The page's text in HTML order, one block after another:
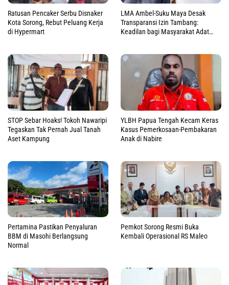
Ratusan Pencaker Serbu Disnaker
Kota Sorong, Rebut Peluang Kerja
di Hypermart
LMA Ambel-Suku Maya Desak
Transparansi Izin Tambang:
Keadilan bagi Masyarakat Adat
STOP Sebar Hoaks! Tokoh Nawaripi
Tegaskan Tak Pernah Jual Tanah
Aset Kampung
YLBH Papua Tengah Kecam Keras
Kasus Pemerkosaan-Pembakaran
Anak di Nabire
Pertamina Pastikan Penyaluran
BBM di Masohi Berlangsung
Normal
Pemkot Sorong Resmi Buka
Kembali Operasional RS Maleo